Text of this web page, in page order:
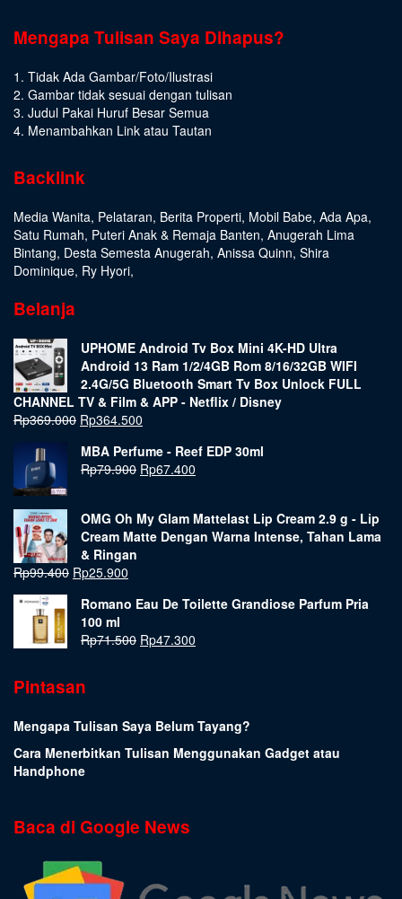
Mengapa Tulisan Saya Dihapus?
1. Tidak Ada Gambar/Foto/Ilustrasi
2. Gambar tidak sesuai dengan tulisan
3. Judul Pakai Huruf Besar Semua
4. Menambahkan Link atau Tautan
Backlink
Media Wanita, Pelataran, Berita Properti, Mobil Babe, Ada Apa,
Satu Rumah, Puteri Anak & Remaja Banten, Anugerah Lima
Bintang, Desta Semesta Anugerah, Anissa Quinn, Shira
Dominique, Ry Hyori,
Belanja
UPHOME Android Tv Box Mini 4K-HD Ultra
Android 13 Ram 1/2/4GB Rom 8/16/32GB WIFI
2.4G/5G Bluetooth Smart Tv Box Unlock FULL
CHANNEL TV & Film & APP - Netflix / Disney
Rp369.000 Rp364.500
MBA Perfume - Reef EDP 30ml
Rp79.900 Rp67.400
OMG Oh My Glam Mattelast Lip Cream 2.9 g - Lip
Cream Matte Dengan Warna Intense, Tahan Lama
& Ringan
Rp99.400 Rp25.900
Romano Eau De Toilette Grandiose Parfum Pria
100 ml
Rp71.500 Rp47.300
Pintasan
Mengapa Tulisan Saya Belum Tayang?
Cara Menerbitkan Tulisan Menggunakan Gadget atau
Handphone
Baca di Google News